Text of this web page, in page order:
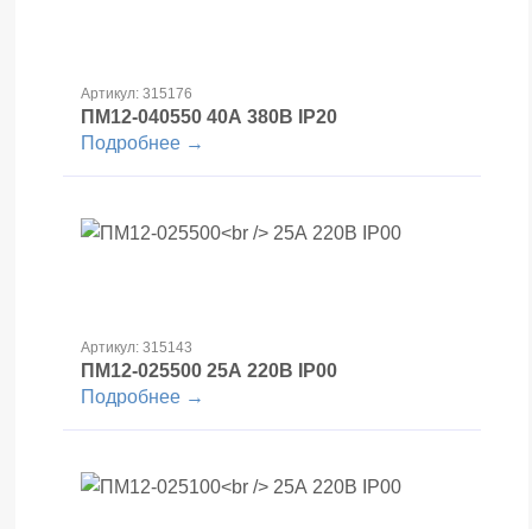
Артикул: 315176
ПМ12-040550 40А 380В IP20
Подробнее →
Артикул: 315143
ПМ12-025500 25А 220В IP00
Подробнее →